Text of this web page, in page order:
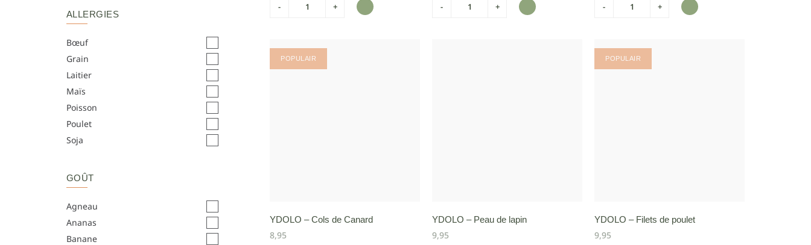
ALLERGIES
Bœuf
Grain
Laitier
Maïs
Poisson
Poulet
Soja
GOÛT
Agneau
Ananas
Banane
- + - + - +
POPULAIR
YDOLO – Cols de Canard
8,95
YDOLO – Peau de lapin
9,95
POPULAIR
YDOLO – Filets de poulet
9,95